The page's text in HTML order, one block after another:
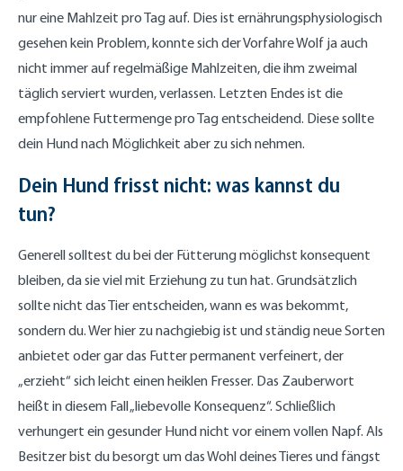
nur eine Mahlzeit pro Tag auf. Dies ist ernährungsphysiologisch
gesehen kein Problem, konnte sich der Vorfahre Wolf ja auch
nicht immer auf regelmäßige Mahlzeiten, die ihm zweimal
täglich serviert wurden, verlassen. Letzten Endes ist die
empfohlene Futtermenge pro Tag entscheidend. Diese sollte
dein Hund nach Möglichkeit aber zu sich nehmen.
Dein Hund frisst nicht: was kannst du
tun?
Generell solltest du bei der Fütterung möglichst konsequent
bleiben, da sie viel mit Erziehung zu tun hat. Grundsätzlich
sollte nicht das Tier entscheiden, wann es was bekommt,
sondern du. Wer hier zu nachgiebig ist und ständig neue Sorten
anbietet oder gar das Futter permanent verfeinert, der
„erzieht“ sich leicht einen heiklen Fresser. Das Zauberwort
heißt in diesem Fall „liebevolle Konsequenz“. Schließlich
verhungert ein gesunder Hund nicht vor einem vollen Napf. Als
Besitzer bist du besorgt um das Wohl deines Tieres und fängst